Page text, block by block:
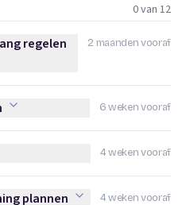
0 van 12
2 maanden vooraf
afvinken
regelen
6 weken vooraf
4 weken vooraf
4 weken vooraf
plannen